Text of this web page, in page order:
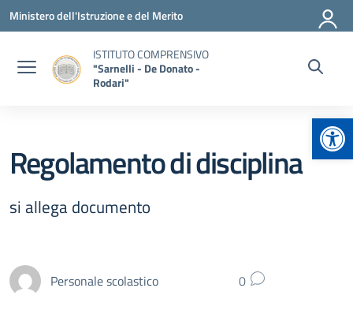
Vai ai contenuti
Vai al menu di navigazione
Vai al footer
Ministero dell'Istruzione e del Merito
ISTITUTO COMPRENSIVO
"Sarnelli - De Donato -
Rodari"
Regolamento di disciplina
si allega documento
Personale scolastico 0